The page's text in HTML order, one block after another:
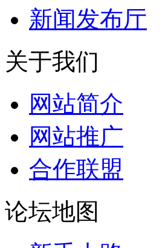
新闻发布厅
关于我们
网站简介
网站推广
合作联盟
论坛地图